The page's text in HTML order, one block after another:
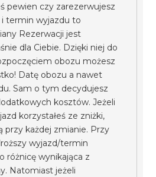
pewien czy zarezerwujesz
termin wyjazdu to
Rezerwacji jest
dla Ciebie. Dzięki niej do
obozu możesz
Datę obozu a nawet
Sam o tym decydujesz
kosztów. Jeżeli
korzystałeś ze zniżki,
przy każdej zmianie. Przy
wyjazd/termin
różnicę wynikająca z
Natomiast jeżeli